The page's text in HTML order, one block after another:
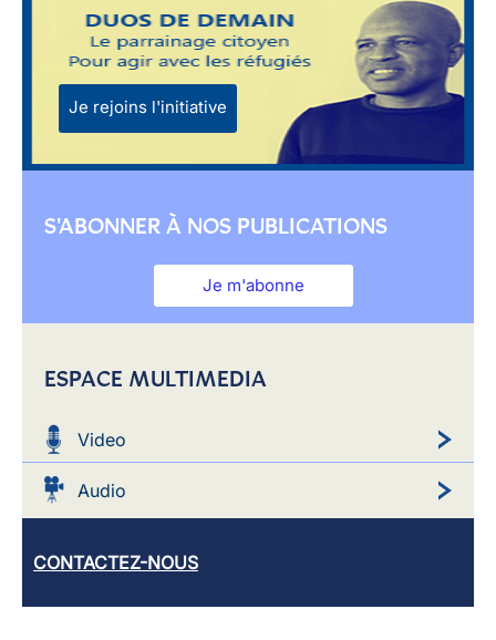
Je rejoins l'initiative
S'ABONNER À NOS PUBLICATIONS
Je m'abonne
ESPACE MULTIMEDIA
Video
Audio
CONTACTEZ-NOUS